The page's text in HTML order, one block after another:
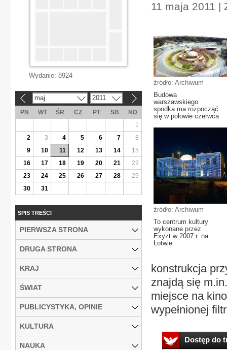
11 maja 2011 |
źródło: Archiwum
Budowa
warszawskiego
spodka ma rozpocząć
się w połowie czerwca
źródło: Archiwum
To centrum kultury
wykonane przez
Exyzt w 2007 r. na
Łotwie
konstrukcja
znajdą się
miejsce na
wypełnionej
Dostęp do
Wydanie: 8924
maj 2011
PN WT ŚR CZ PT SB
ND
1
2
3 4 5 6 7
8
9
10 11 12 13 14
15
16
17 18 19 20 21
22
23
24 25 26 27 28
29
30
31
SPIS TREŚCI
PIERWSZA STRONA
DRUGA STRONA
KRAJ
ŚWIAT
PUBLICYSTYKA, OPINIE
KULTURA
NAUKA